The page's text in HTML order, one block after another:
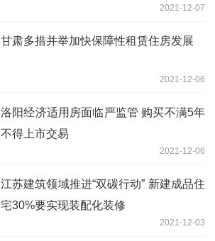
2021-12-07
甘肃多措并举加快保障性租赁住房发展
2021-12-06
洛阳经济适用房面临严监管 购买不满5年
不得上市交易
2021-12-06
江苏建筑领域推进“双碳行动” 新建成品住
宅30%要实现装配化装修
2021-12-03